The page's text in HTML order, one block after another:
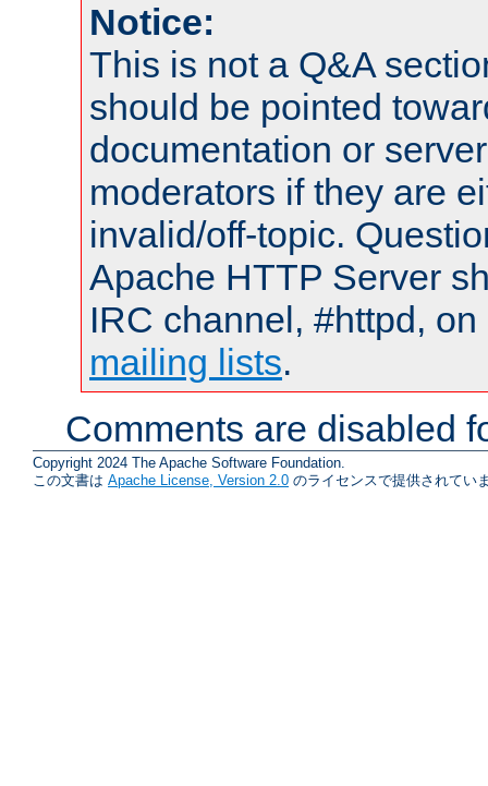
Notice:
This is not a Q&A
should be pointed
documentation or
moderators if they are
invalid/off-topic.
Apache HTTP Server
IRC channel, #httpd,
mailing lists.
Comments are disabled
Copyright 2024 The Apache Software Foundation.
この文書は Apache License, Version 2.0 のライセンスで提供されてい